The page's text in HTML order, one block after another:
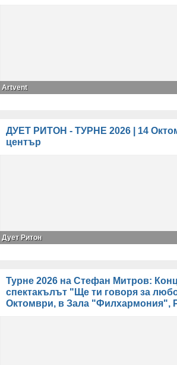
Artvent
ДУЕТ РИТОН - ТУРНЕ 2026 | 14
център
Дует Ритон
Турне 2026 на Стефан Митров:
спектакълът "Ще ти говоря за
Октомври, в Зала "Филхармония",